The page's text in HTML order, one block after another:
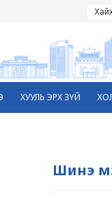
ХУУЛЬ ЭРХ ЗҮЙ
Шинэ